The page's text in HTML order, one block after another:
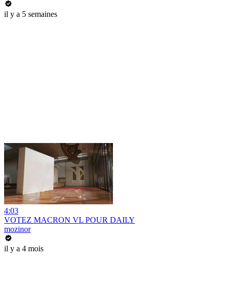
il y a 5 semaines
4:03
VOTEZ MACRON VL POUR DAILY
mozinor
il y a 4 mois